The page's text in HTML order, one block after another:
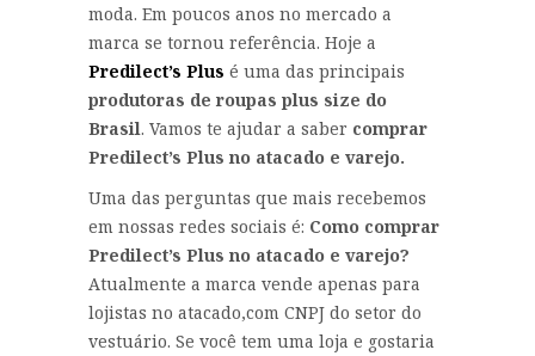
moda. Em poucos anos no mercado a
marca se tornou referência. Hoje a
Predilect’s Plus é uma das principais
produtoras de roupas plus size do
Brasil. Vamos te ajudar a saber comprar
Predilect’s Plus no atacado e varejo.
Uma das perguntas que mais recebemos
em nossas redes sociais é: Como comprar
Predilect’s Plus no atacado e varejo?
Atualmente a marca vende apenas para
lojistas no atacado,com CNPJ do setor do
vestuário. Se você tem uma loja e gostaria